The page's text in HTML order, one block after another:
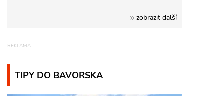
zobrazit další
TIPY DO BAVORSKA